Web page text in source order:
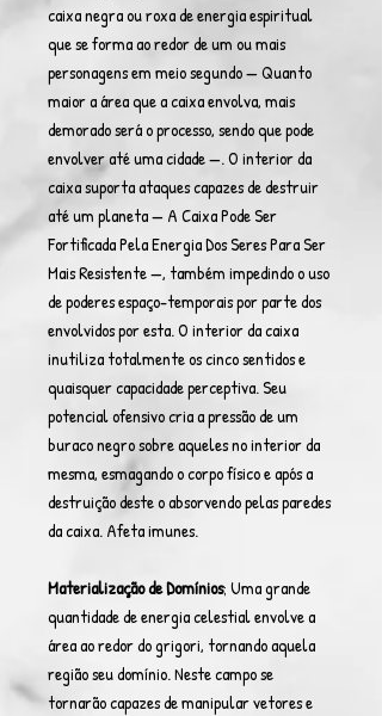
caixa negra ou roxa de energia espiritual
que se forma ao redor de um ou mais
personagens em meio segundo — Quanto
maior a área que a caixa envolva, mais
demorado será o processo, sendo que pode
envolver até uma cidade —. O interior da
caixa suporta ataques capazes de destruir
até um planeta — A Caixa Pode Ser
Fortificada Pela Energia Dos Seres Para Ser
Mais Resistente —, também impedindo o uso
de poderes espaço-temporais por parte dos
envolvidos por esta. O interior da caixa
inutiliza totalmente os cinco sentidos e
quaisquer capacidade perceptiva. Seu
potencial ofensivo cria a pressão de um
buraco negro sobre aqueles no interior da
mesma, esmagando o corpo físico e após a
destruição deste o absorvendo pelas paredes
da caixa. Afeta imunes.
Materialização de Domínios; Uma grande
quantidade de energia celestial envolve a
área ao redor do grigori, tornando aquela
região seu domínio. Neste campo se
tornarão capazes de manipular vetores e